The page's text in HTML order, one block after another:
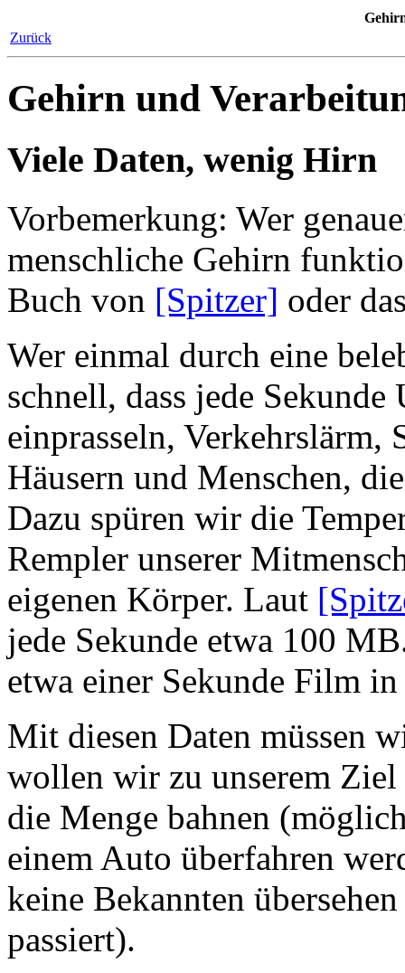
Zurück
Gehirn und
Viele Daten, wenig Hirn
Vorbemerkung: Wer
menschliche Gehirn
Buch von [Spitzer] oder
Wer einmal durch eine
schnell, dass jede
einprasseln,
Häusern und Menschen,
Dazu spüren wir die
Rempler unserer
eigenen Körper. Laut
jede Sekunde etwa 100
etwa einer Sekunde Film
Mit diesen Daten müssen
wollen wir zu unserem Ziel
die Menge bahnen
einem Auto überfahren
keine Bekannten
passiert).